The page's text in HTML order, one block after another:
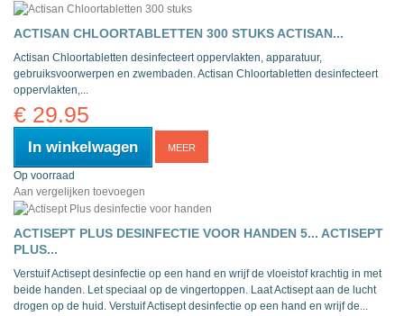
ACTISAN CHLOORTABLETTEN 300 STUKS ACTISAN...
Actisan Chloortabletten desinfecteert oppervlakten, apparatuur,
gebruiksvoorwerpen en zwembaden. Actisan Chloortabletten desinfecteert
oppervlakten,...
€ 29.95
In winkelwagen MEER
Op voorraad
Aan vergelijken toevoegen
ACTISEPT PLUS DESINFECTIE VOOR HANDEN 5... ACTISEPT
PLUS...
Verstuif Actisept desinfectie op een hand en wrijf de vloeistof krachtig in met
beide handen. Let speciaal op de vingertoppen. Laat Actisept aan de lucht
drogen op de huid. Verstuif Actisept desinfectie op een hand en wrijf de...